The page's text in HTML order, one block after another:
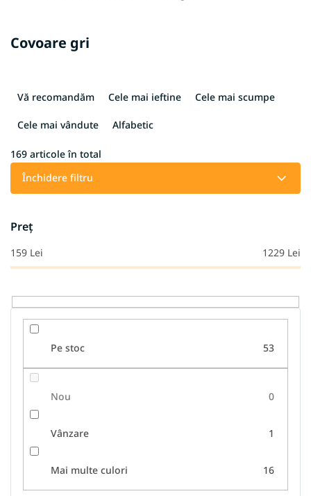
Covoare gri
e
e
t
a
p
r
o
u
s
Vă recomandăm Cele mai ieftine Cele mai scumpe
Cele mai vândute Alfabetic
169 articole în total
Închidere filtru
Preţ
159 Lei 1229 Lei
Pe stoc 53
Nou 0
Vânzare 1
Mai multe culori 16